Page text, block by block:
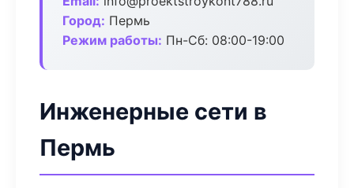
Город: Пермь
Режим работы: Пн-Сб: 08:00-19:00
Инженерные сети в
Пермь